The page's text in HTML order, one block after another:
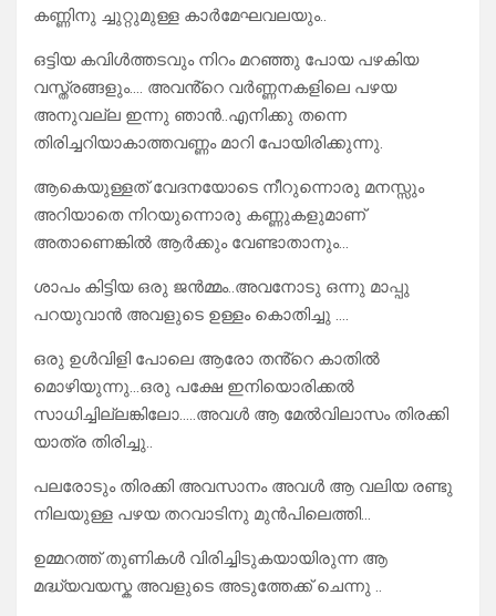
കണ്ണിനു ച്ചുറ്റുമുള്ള കാർമേഘവലയും..
ഒട്ടിയ കവിൾത്തടവും നിറം മറഞ്ഞു പോയ പഴകിയ
വസ്ത്രങ്ങളും…. അവൻ്റെ വർണ്ണനകളിലെ പഴയ
അനുവല്ല ഇന്നു ഞാൻ..എനിക്കു തന്നെ
തിരിച്ചറിയാകാത്തവണ്ണം മാറി പോയിരിക്കുന്നു.
ആകെയുള്ളത് വേദനയോടെ നീറുന്നൊരു മനസ്സും
അറിയാതെ നിറയുന്നൊരു കണ്ണുകളുമാണ്
അതാണെങ്കിൽ ആർക്കും വേണ്ടാതാനും…
ശാപം കിട്ടിയ ഒരു ജൻമ്മം..അവനോടു ഒന്നു മാപ്പു
പറയുവാൻ അവളുടെ ഉള്ളം കൊതിച്ചു ….
ഒരു ഉൾവിളി പോലെ ആരോ തൻ്റെ കാതിൽ
മൊഴിയുന്നു…ഒരു പക്ഷേ ഇനിയൊരിക്കൽ
സാധിച്ചില്ലങ്കിലോ…..അവൾ ആ മേൽവിലാസം തിരക്കി
യാത്ര തിരിച്ചു..
പലരോടും തിരക്കി അവസാനം അവൾ ആ വലിയ രണ്ടു
നിലയുള്ള പഴയ തറവാടിനു മുൻപിലെത്തി…
ഉമ്മറത്ത് തുണികൾ വിരിച്ചിടുകയായിരുന്ന ആ
മദ്ധ്യവയസ്ക അവളുടെ അടുത്തേക്ക് ചെന്നു ..